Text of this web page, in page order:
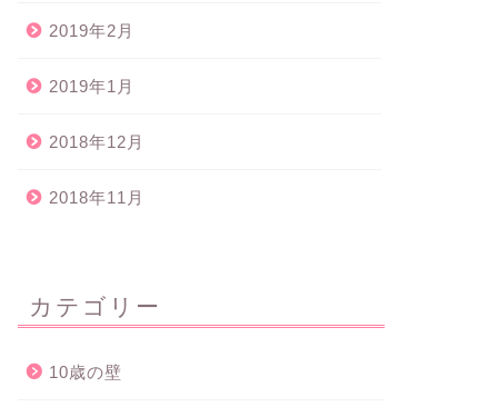
2019年2月
2019年1月
2018年12月
2018年11月
カテゴリー
10歳の壁